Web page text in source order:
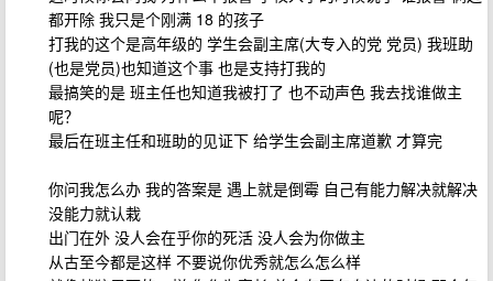
都开除 我只是个刚满 18 的孩子
打我的这个是高年级的 学生会副主席(大专入的党 党员) 我班助
(也是党员)也知道这个事 也是支持打我的
最搞笑的是 班主任也知道我被打了 也不动声色 我去找谁做主
呢？
最后在班主任和班助的见证下 给学生会副主席道歉 才算完
你问我怎么办 我的答案是 遇上就是倒霉 自己有能力解决就解决
没能力就认栽
出门在外 没人会在乎你的死活 没人会为你做主
从古至今都是这样 不要说你优秀就怎么怎么样